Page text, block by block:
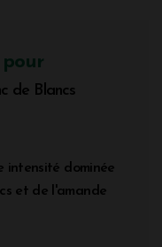
de Blancs
intensité dominée
et de l'amande